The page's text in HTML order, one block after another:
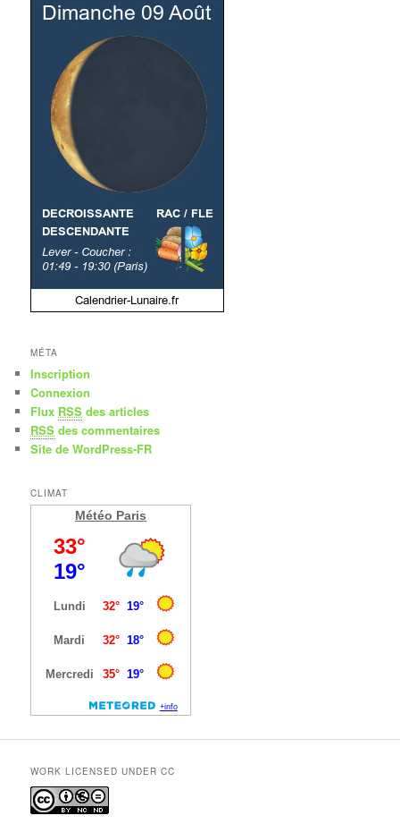
MÉTA
Inscription
Connexion
Flux RSS des articles
RSS des commentaires
Site de WordPress-FR
CLIMAT
Météo Paris
WORK LICENSED UNDER CC